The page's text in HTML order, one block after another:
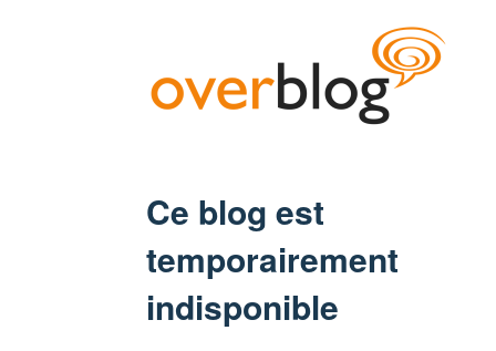
Ce blog est
temporairement
indisponible